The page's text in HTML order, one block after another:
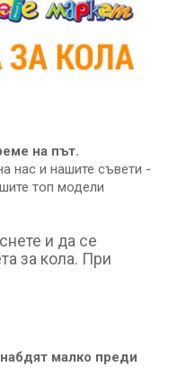
на път.
нас и нашите съвети -
топ модели
и да се
за кола. При
малко преди